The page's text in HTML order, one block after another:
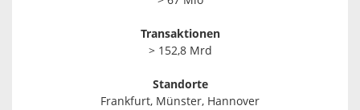
Transaktionen
> 152,8 Mrd
Standorte
Frankfurt, Münster, Hannover